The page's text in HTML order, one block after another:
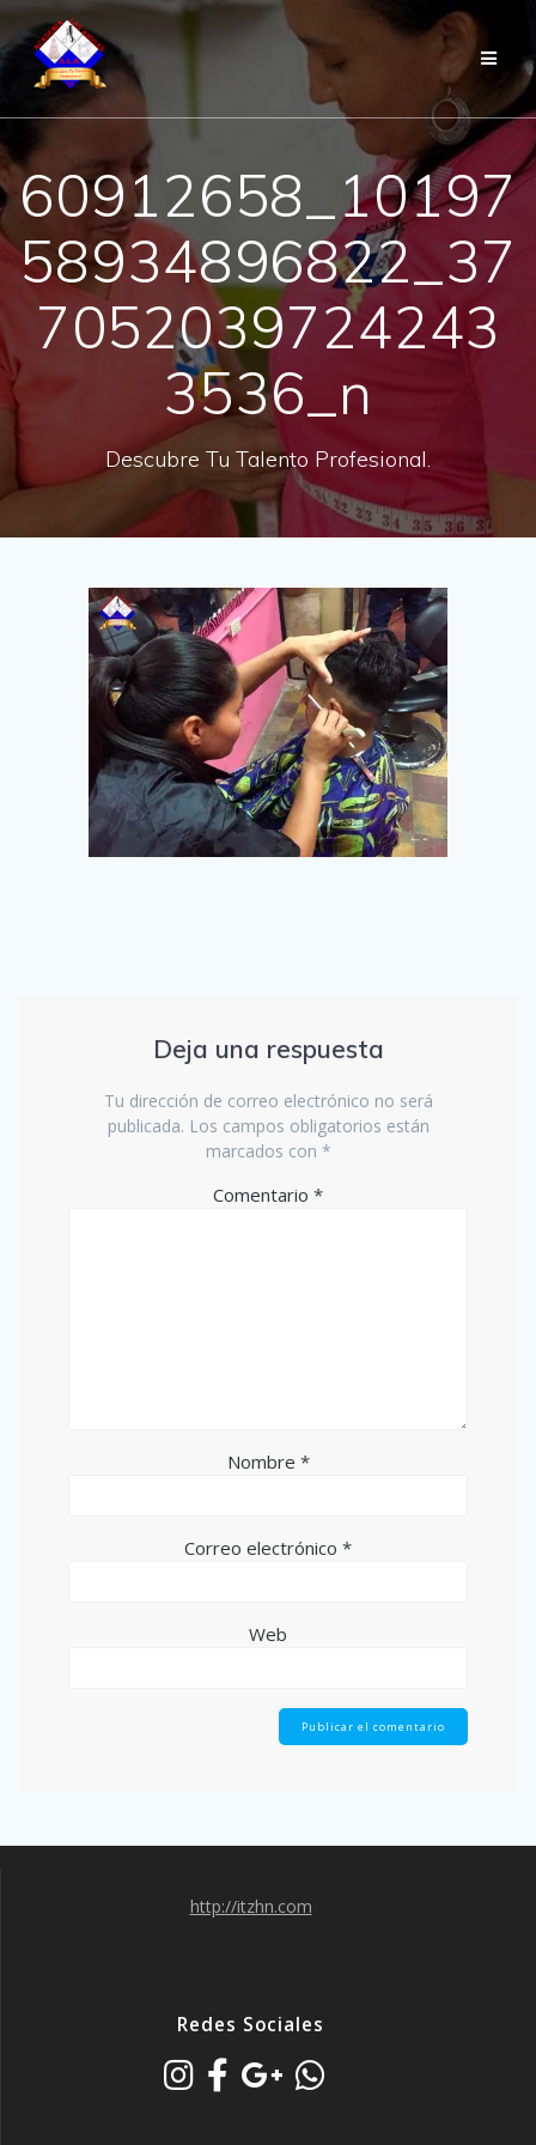
Saltar
contenido
60912658_10197
58934896822_37
7052039724243
3536_n
Descubre Tu Talento Profesional.
Deja una respuesta
Tu dirección de correo electrónico no será
publicada. Los campos obligatorios están
marcados con *
Comentario *
Nombre *
Correo electrónico *
Web
http://itzhn.com
Redes Sociales